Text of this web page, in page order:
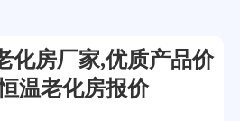
化房厂家,优质产品价
温老化房报价